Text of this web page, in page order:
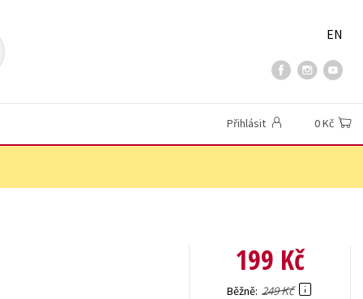
EN
Přihlásit 0 Kč
199 Kč
Běžně 249 Kč